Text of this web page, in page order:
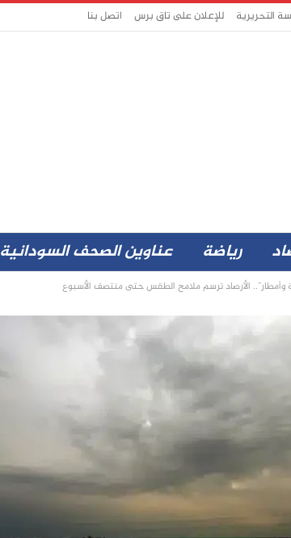
التحريرية للإعلان على تاق برس اتصل بنا
رياضة عناوين الصحف السودانية
وأمطار”.. الأرصاد ترسم ملامح الطقس حتى منتصف الأسبوع